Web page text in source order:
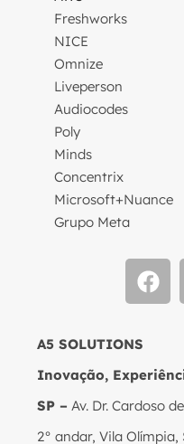
Freshworks
NICE
Omnize
Liveperson
Audiocodes
Poly
Minds
Concentrix
Microsoft+Nuance
Grupo Meta
A5 SOLUTIONS
Inovação,
SP – Av. Dr. Cardoso
2° andar, Vila Olímpia,